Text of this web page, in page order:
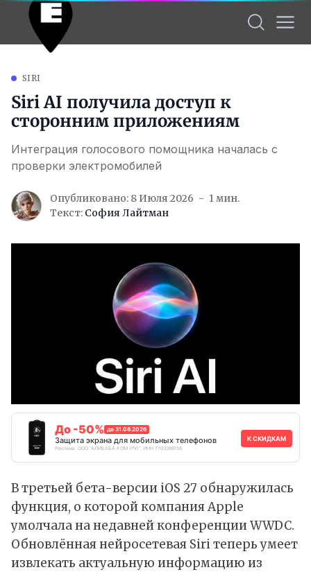
SIRI
Siri AI получила доступ к
сторонним приложениям
Интеграция голосового помощника началась с
проверки электромобилей
Опубликовано: 8 Июля 2026
1 мин.
Текст: София Лайтман
До -50% до 31.08.2026
Защита экрана для мобильных телефонов
Реклама. ООО "АЛИБАБА.КОМ (РУ)", ИНН 7703380158
К СКИДКАМ
В третьей бета-версии iOS 27 обнаружилась
функция, о которой компания Apple
умолчала на недавней конференции WWDC.
Обновлённая нейросетевая Siri теперь умеет
извлекать актуальную информацию из